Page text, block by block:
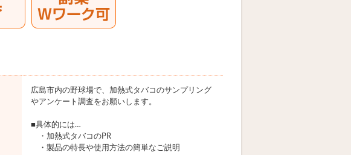
広島市内の野球場で、加熱式タバコのサンプリング
やアンケート調査をお願いします。
■具体的には…
・加熱式タバコのPR
・製品の特長や使用方法の簡単なご説明